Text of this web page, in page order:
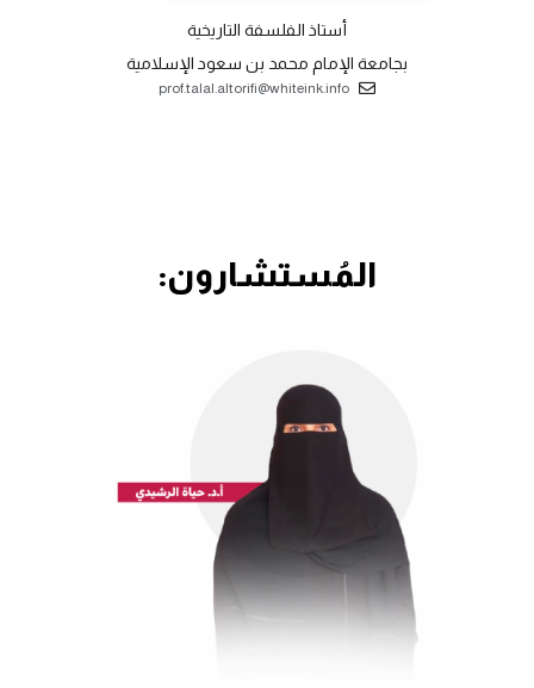
أستاذ الفلسفة التاريخية
بجامعة الإمام محمد بن سعود الإسلامية
prof.talal.altorifi@whiteink.info
المُستشارون: